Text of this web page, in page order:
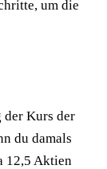
um die
der Kurs der
du damals
12,5 Aktien